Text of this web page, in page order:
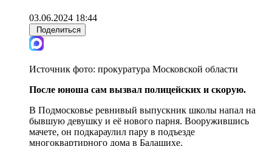
03.06.2024 18:44
Поделиться
Источник фото: прокуратура Московской области
После юноша сам вызвал полицейских и скорую.
В Подмосковье ревнивый выпускник школы напал на
бывшую девушку и её нового парня. Вооружившись
мачете, он подкараулил пару в подъезде
многоквартирного дома в Балашихе.